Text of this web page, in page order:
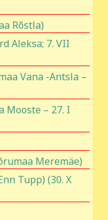
Rõstla)
Aleksa; 7. VII
Vana -Antsla –
Mooste – 27. I
Meremäe)
Tupp) (30. X